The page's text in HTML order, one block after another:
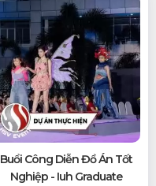
Buổi Công Diễn Đồ Án Tốt
Nghiệp - Iuh Graduate